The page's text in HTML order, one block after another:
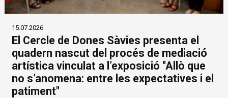
15.07.2026
El Cercle de Dones Sàvies presenta el
quadern nascut del procés de mediació
artística vinculat a l’exposició "Allò que
no s’anomena: entre les expectatives i el
patiment"